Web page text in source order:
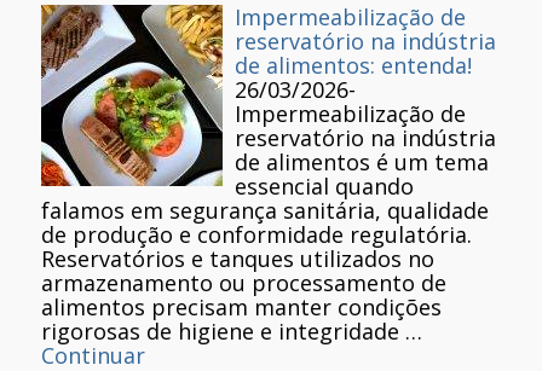
Impermeabilização de
reservatório na indústria
de alimentos: entenda!
26/03/2026-
Impermeabilização de
reservatório na indústria
de alimentos é um tema
essencial quando
falamos em segurança sanitária, qualidade
de produção e conformidade regulatória.
Reservatórios e tanques utilizados no
armazenamento ou processamento de
alimentos precisam manter condições
rigorosas de higiene e integridade …
Continuar